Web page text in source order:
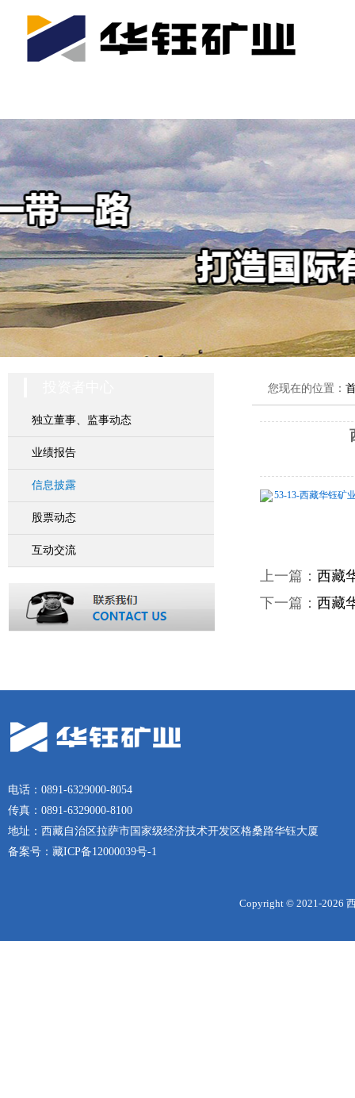
独立董事、监事动态
业绩报告
信息披露
股票动态
互动交流
您现在的位置：
53-13-西藏华钰矿
上一篇： 西藏
下一篇： 西藏
电话：0891-6329000-8054
传真：0891-6329000-8100
地址：西藏自治区拉萨市国家级经济技术开发区格桑路华钰大厦
备案号： 藏ICP备12000039号-1
Copyright © 2021-2026